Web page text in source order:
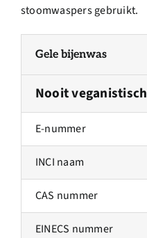
stoomwaspers gebruikt.
Gele bijenwas
Nooit veganistisch
E-nummer
INCI naam
CAS nummer
EINECS nummer